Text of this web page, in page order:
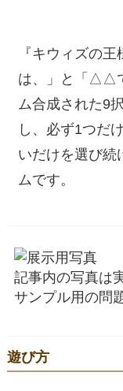
『キウィズの
は、」と「△△
ム合成された9
し、必ず1つだ
いだけを選び続
ムです。
記事内の写真は
サンプル用の問
遊び方